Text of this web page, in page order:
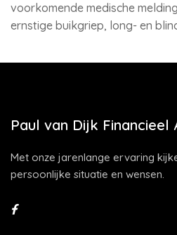
voorkomende medische
ernstige buikgriep, long- en
Paul van Dijk Financieel
Met onze jarenlange ervaring
persoonlijke situatie en wensen.